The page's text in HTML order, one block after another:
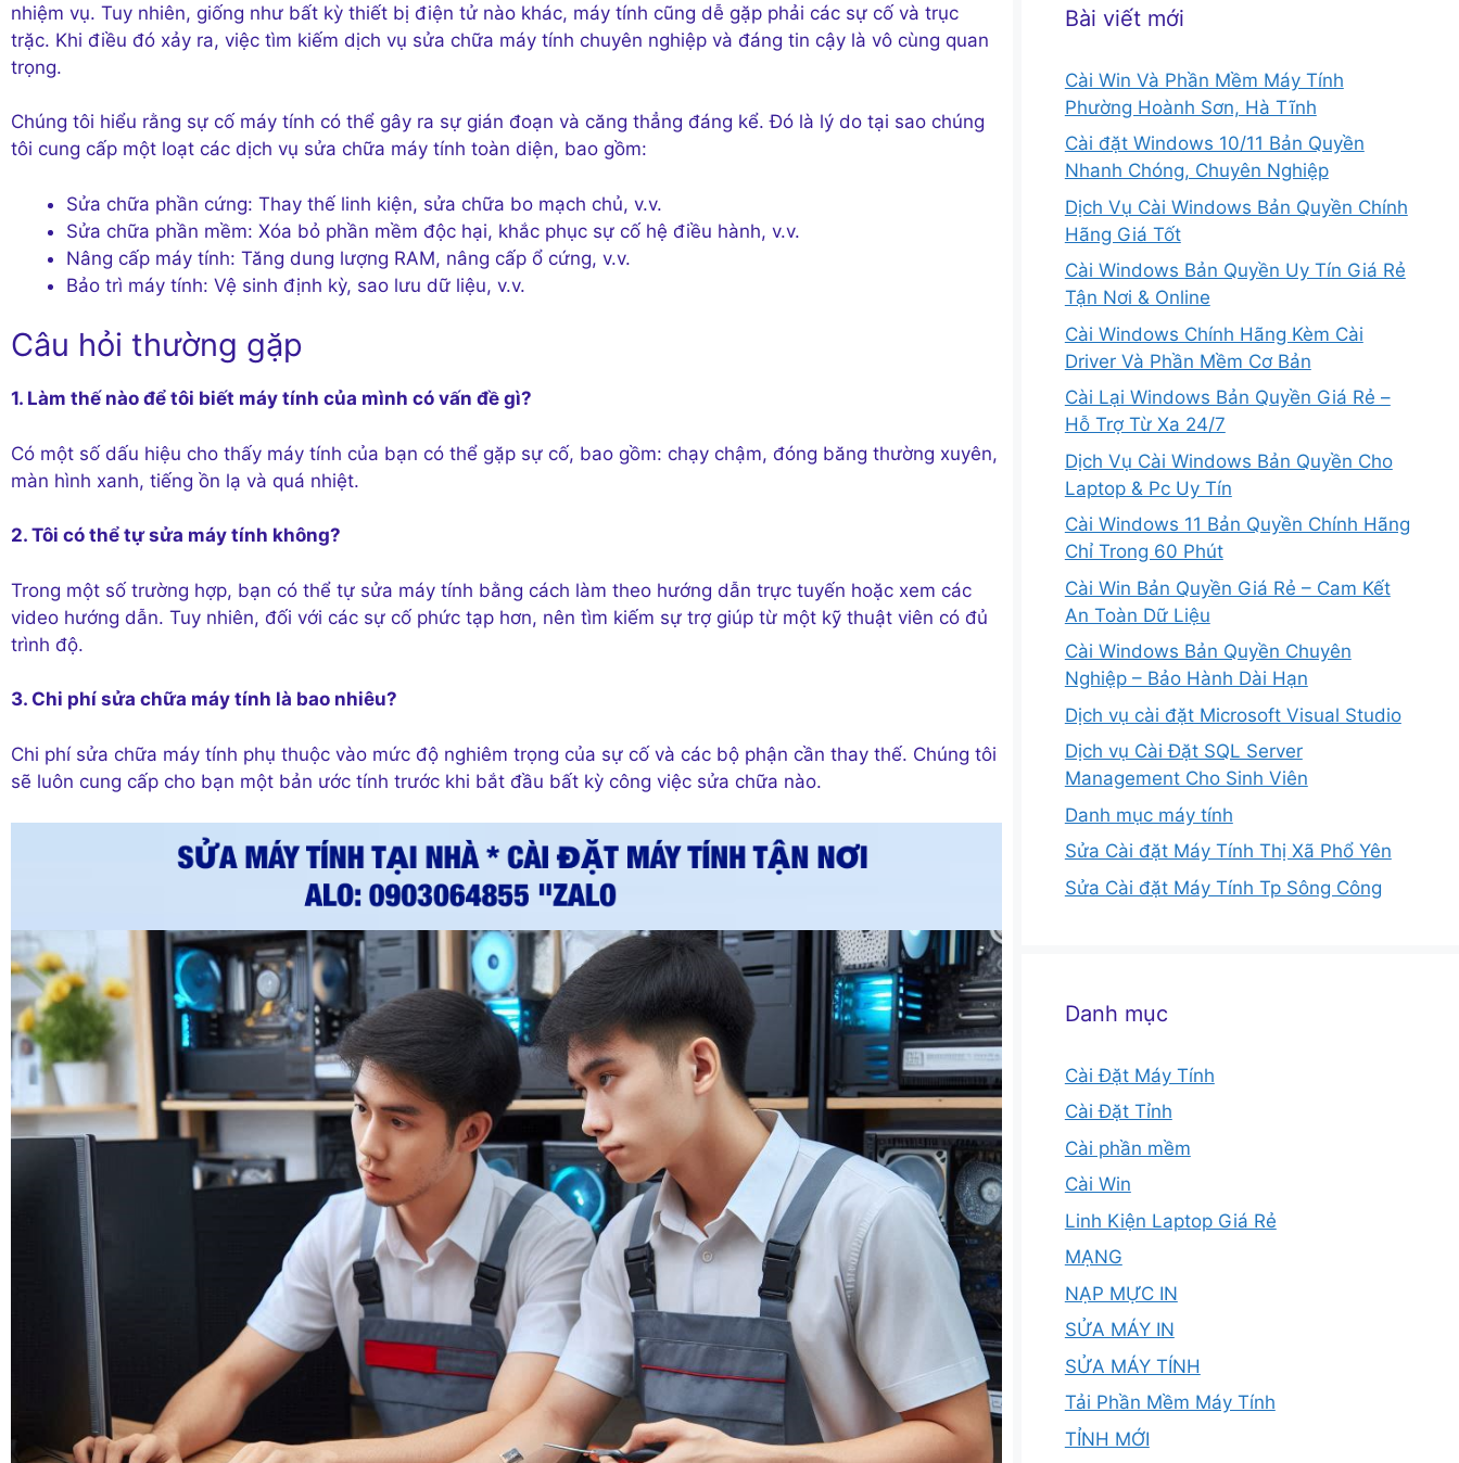
nhiệm vụ. Tuy nhiên, giống như bất kỳ thiết bị điện tử nào khác, máy tính cũng dễ gặp phải các sự cố và trục
trặc. Khi điều đó xảy ra, việc tìm kiếm dịch vụ sửa chữa máy tính chuyên nghiệp và đáng tin cậy là vô cùng quan
trọng.
Chúng tôi hiểu rằng sự cố máy tính có thể gây ra sự gián đoạn và căng thẳng đáng kể. Đó là lý do tại sao chúng
tôi cung cấp một loạt các dịch vụ sửa chữa máy tính toàn diện, bao gồm:
Sửa chữa phần cứng: Thay thế linh kiện, sửa chữa bo mạch chủ, v.v.
Sửa chữa phần mềm: Xóa bỏ phần mềm độc hại, khắc phục sự cố hệ điều hành, v.v.
Nâng cấp máy tính: Tăng dung lượng RAM, nâng cấp ổ cứng, v.v.
Bảo trì máy tính: Vệ sinh định kỳ, sao lưu dữ liệu, v.v.
Câu hỏi thường gặp
1. Làm thế nào để tôi biết máy tính của mình có vấn đề gì?
Có một số dấu hiệu cho thấy máy tính của bạn có thể gặp sự cố, bao gồm: chạy chậm, đóng băng thường xuyên,
màn hình xanh, tiếng ồn lạ và quá nhiệt.
2. Tôi có thể tự sửa máy tính không?
Trong một số trường hợp, bạn có thể tự sửa máy tính bằng cách làm theo hướng dẫn trực tuyến hoặc xem các
video hướng dẫn. Tuy nhiên, đối với các sự cố phức tạp hơn, nên tìm kiếm sự trợ giúp từ một kỹ thuật viên có đủ
trình độ.
3. Chi phí sửa chữa máy tính là bao nhiêu?
Chi phí sửa chữa máy tính phụ thuộc vào mức độ nghiêm trọng của sự cố và các bộ phận cần thay thế. Chúng tôi
sẽ luôn cung cấp cho bạn một bản ước tính trước khi bắt đầu bất kỳ công việc sửa chữa nào.
Bài viết mới
Cài Win Và Phần Mềm Máy Tính
Phường Hoành Sơn, Hà Tĩnh
Cài đặt Windows 10/11 Bản Quyền
Nhanh Chóng, Chuyên Nghiệp
Dịch Vụ Cài Windows Bản Quyền Chính
Hãng Giá Tốt
Cài Windows Bản Quyền Uy Tín Giá Rẻ
Tận Nơi & Online
Cài Windows Chính Hãng Kèm Cài
Driver Và Phần Mềm Cơ Bản
Cài Lại Windows Bản Quyền Giá Rẻ –
Hỗ Trợ Từ Xa 24/7
Dịch Vụ Cài Windows Bản Quyền Cho
Laptop & Pc Uy Tín
Cài Windows 11 Bản Quyền Chính Hãng
Chỉ Trong 60 Phút
Cài Win Bản Quyền Giá Rẻ – Cam Kết
An Toàn Dữ Liệu
Cài Windows Bản Quyền Chuyên
Nghiệp – Bảo Hành Dài Hạn
Dịch vụ cài đặt Microsoft Visual Studio
Dịch vụ Cài Đặt SQL Server
Management Cho Sinh Viên
Danh mục máy tính
Sửa Cài đặt Máy Tính Thị Xã Phổ Yên
Sửa Cài đặt Máy Tính Tp Sông Công
Danh mục
Cài Đặt Máy Tính
Cài Đặt Tỉnh
Cài phần mềm
Cài Win
Linh Kiện Laptop Giá Rẻ
MẠNG
NẠP MỰC IN
SỬA MÁY IN
SỬA MÁY TÍNH
Tải Phần Mềm Máy Tính
TỈNH MỚI